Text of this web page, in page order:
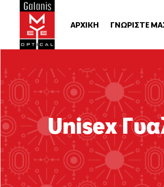
ΑΡΧΙΚΗ ΓΝΩΡΙΣΤΕ
Unisex